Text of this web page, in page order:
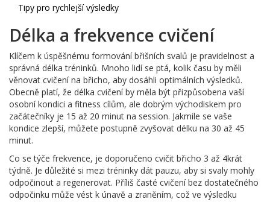
Tipy pro rychlejší výsledky
Délka a frekvence cvičení
Klíčem k úspěšnému formování břišních svalů je pravidelnost a
správná délka tréninků. Mnoho lidí se ptá, kolik času by měli
věnovat cvičení na břicho, aby dosáhli optimálních výsledků.
Obecně platí, že délka cvičení by měla být přizpůsobena vaší
osobní kondici a fitness cílům, ale dobrým východiskem pro
začátečníky je 15 až 20 minut na session. Jakmile se vaše
kondice zlepší, můžete postupně zvyšovat délku na 30 až 45
minut.
Co se týče frekvence, je doporučeno cvičit břicho 3 až 4krát
týdně. Je důležité si mezi tréninky dát pauzu, aby si svaly mohly
odpočinout a regenerovat. Příliš časté cvičení bez dostatečného
odpočinku může vést k únavě a zraněním, což ve výsledku